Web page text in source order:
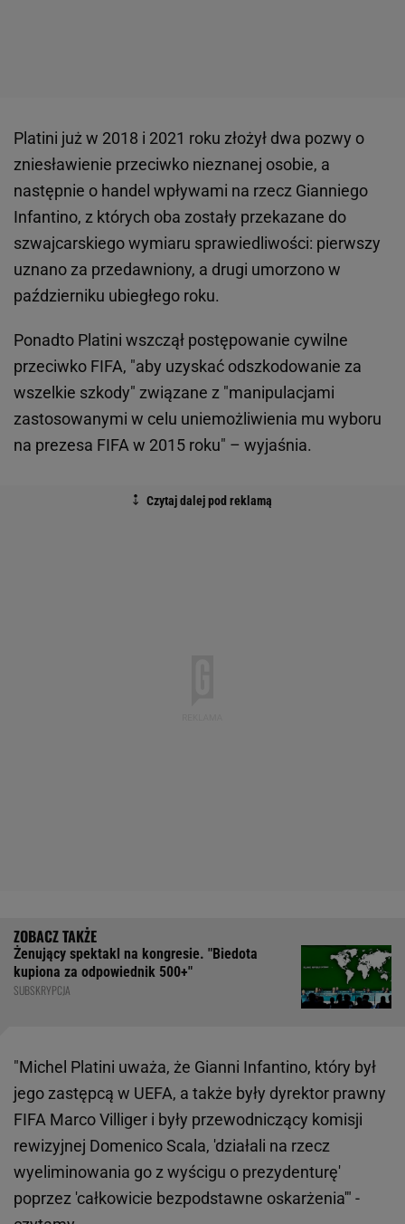
Platini już w 2018 i 2021 roku złożył dwa pozwy o
zniesławienie przeciwko nieznanej osobie, a
następnie o handel wpływami na rzecz Gianniego
Infantino, z których oba zostały przekazane do
szwajcarskiego wymiaru sprawiedliwości: pierwszy
uznano za przedawniony, a drugi umorzono w
październiku ubiegłego roku.
Ponadto Platini wszczął postępowanie cywilne
przeciwko FIFA, "aby uzyskać odszkodowanie za
wszelkie szkody" związane z "manipulacjami
zastosowanymi w celu uniemożliwienia mu wyboru
na prezesa FIFA w 2015 roku" – wyjaśnia.
Żenujący spektakl na kongresie. "Biedota
kupiona za odpowiednik 500+"
SUBSKRYPCJA
"Michel Platini uważa, że Gianni Infantino, który był
jego zastępcą w UEFA, a także były dyrektor prawny
FIFA Marco Villiger i były przewodniczący komisji
rewizyjnej Domenico Scala, 'działali na rzecz
wyeliminowania go z wyścigu o prezydenturę'
poprzez 'całkowicie bezpodstawne oskarżenia'" -